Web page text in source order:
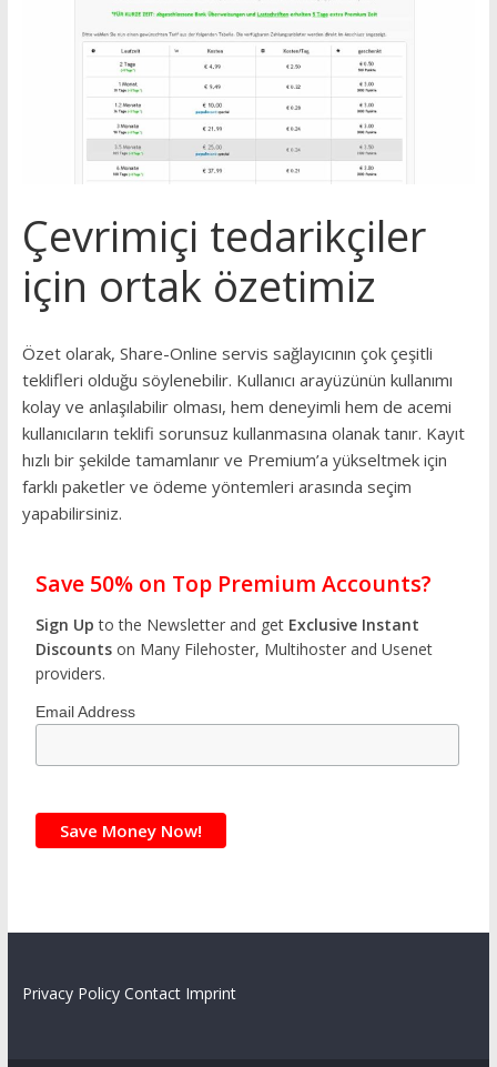
Çevrimiçi tedarikçiler
için ortak özetimiz
Özet olarak, Share-Online servis sağlayıcının çok çeşitli
teklifleri olduğu söylenebilir. Kullanıcı arayüzünün kullanımı
kolay ve anlaşılabilir olması, hem deneyimli hem de acemi
kullanıcıların teklifi sorunsuz kullanmasına olanak tanır. Kayıt
hızlı bir şekilde tamamlanır ve Premium’a yükseltmek için
farklı paketler ve ödeme yöntemleri arasında seçim
yapabilirsiniz.
Save 50% on Top Premium Accounts?
Sign Up to the Newsletter and get Exclusive Instant
Discounts on Many Filehoster, Multihoster and Usenet
providers.
Email Address
Privacy Policy Contact Imprint